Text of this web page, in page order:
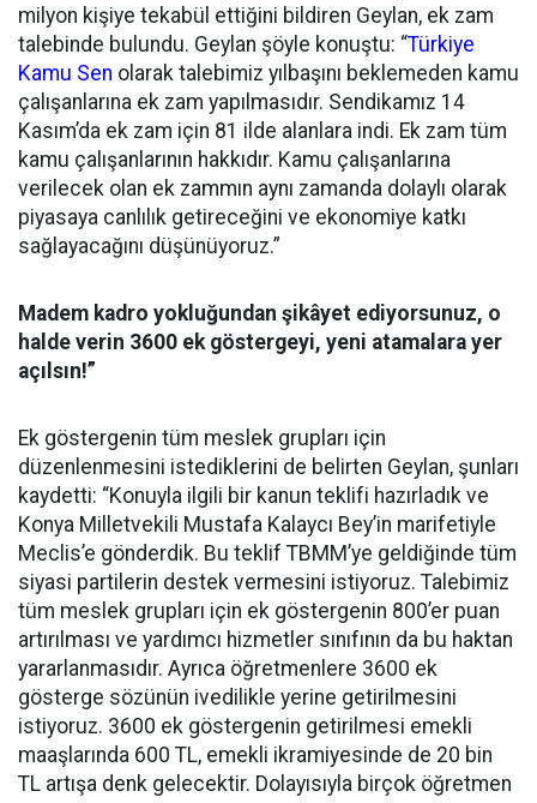
milyon kişiye tekabül ettiğini bildiren Geylan, ek zam
talebinde bulundu. Geylan şöyle konuştu: “Türkiye
Kamu Sen olarak talebimiz yılbaşını beklemeden kamu
çalışanlarına ek zam yapılmasıdır. Sendikamız 14
Kasım’da ek zam için 81 ilde alanlara indi. Ek zam tüm
kamu çalışanlarının hakkıdır. Kamu çalışanlarına
verilecek olan ek zammın aynı zamanda dolaylı olarak
piyasaya canlılık getireceğini ve ekonomiye katkı
sağlayacağını düşünüyoruz.”
Madem kadro yokluğundan şikâyet ediyorsunuz, o
halde verin 3600 ek göstergeyi, yeni atamalara yer
açılsın!”
Ek göstergenin tüm meslek grupları için
düzenlenmesini istediklerini de belirten Geylan, şunları
kaydetti: “Konuyla ilgili bir kanun teklifi hazırladık ve
Konya Milletvekili Mustafa Kalaycı Bey’in marifetiyle
Meclis’e gönderdik. Bu teklif TBMM’ye geldiğinde tüm
siyasi partilerin destek vermesini istiyoruz. Talebimiz
tüm meslek grupları için ek göstergenin 800’er puan
artırılması ve yardımcı hizmetler sınıfının da bu haktan
yararlanmasıdır. Ayrıca öğretmenlere 3600 ek
gösterge sözünün ivedilikle yerine getirilmesini
istiyoruz. 3600 ek göstergenin getirilmesi emekli
maaşlarında 600 TL, emekli ikramiyesinde de 20 bin
TL artışa denk gelecektir. Dolayısıyla birçok öğretmen